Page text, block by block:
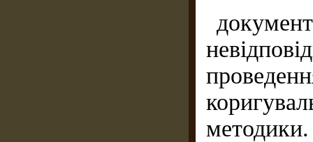
методики.